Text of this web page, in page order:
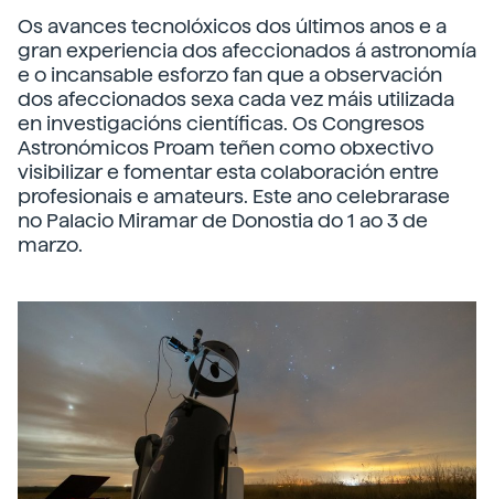
Os avances tecnolóxicos dos últimos anos e a
gran experiencia dos afeccionados á astronomía
e o incansable esforzo fan que a observación
dos afeccionados sexa cada vez máis utilizada
en investigacións científicas. Os Congresos
Astronómicos Proam teñen como obxectivo
visibilizar e fomentar esta colaboración entre
profesionais e amateurs. Este ano celebrarase
no Palacio Miramar de Donostia do 1 ao 3 de
marzo.